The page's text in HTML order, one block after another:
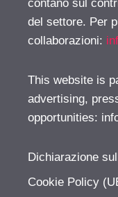
contano sul
del settore. Per
collaborazioni:
This website is
advertising,
opportunities:
Dichiarazione
Cookie Policy